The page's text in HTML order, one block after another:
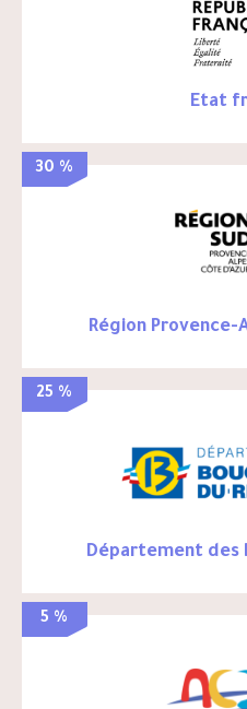
Etat
30 %
Région
25 %
Département des
5 %